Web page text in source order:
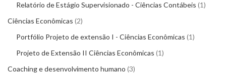
Relatório de Estágio Supervisionado - Ciências Contábeis 1
Ciências Econômicas 2
Portfólio Projeto de extensão I - Ciências Econômicas 1
Projeto de Extensão II Ciências Econômicas 1
Coaching e desenvolvimento humano 3